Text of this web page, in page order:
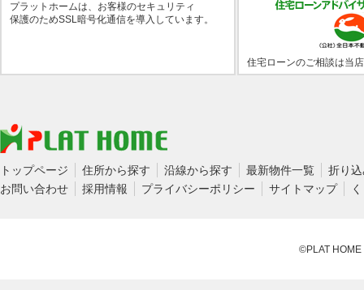
プラットホームは、お客様のセキュリティ
保護のためSSL暗号化通信を導入しています。
住宅ローンのご相談は当
トップページ 住所から探す 沿線から探す 最新物件一覧
折り
お問い合わせ
採用情報 プライバシーポリシー サイトマップ
©PLAT HOME